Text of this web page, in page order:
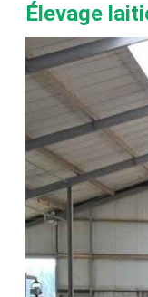
Élevage